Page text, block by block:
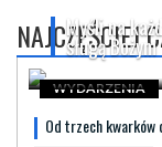
NAJCZĘŚCIEJ
Myśli na
sługą Bożym
WYDARZENIA
Od trzech kwarków